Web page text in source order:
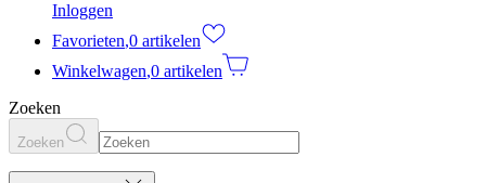
Inloggen
Favorieten,0 artikelen
Winkelwagen,0 artikelen
Zoeken
Zoeken